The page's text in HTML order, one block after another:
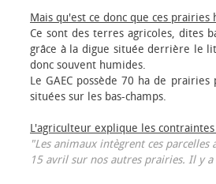
Mais qu'est ce donc que ces prairies
Ce sont des terres agricoles, dites
grâce à la digue située derrière le
donc souvent humides.
Le GAEC possède 70 ha de
situées sur les bas-champs.
L'agriculteur explique les
"Les animaux intègrent ces
15 avril sur nos autres prairies. Il y